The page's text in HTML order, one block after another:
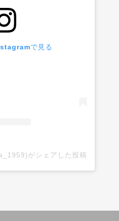
で見る
がシェアした投稿